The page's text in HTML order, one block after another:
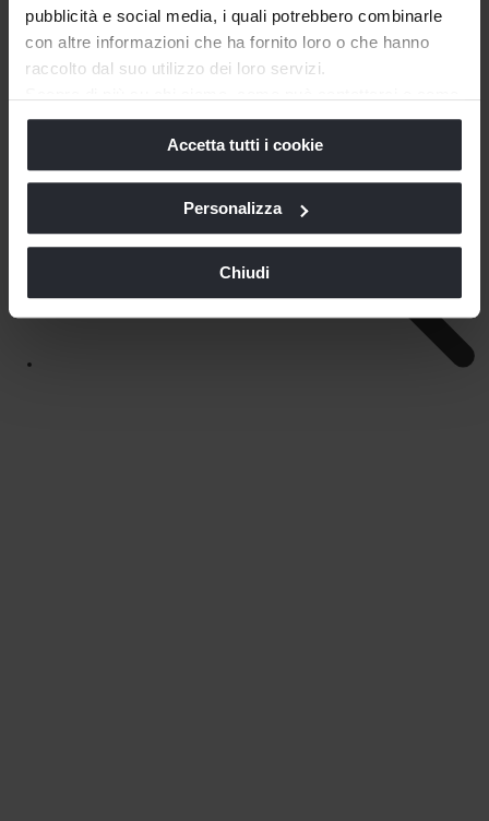
pubblicità e social media, i quali potrebbero combinarle
con altre informazioni che ha fornito loro o che hanno
raccolto dal suo utilizzo dei loro servizi.
trattiamo i dati personali nella nostraInformativa sulla
Cookie Policy.
La chiusura di questo banner comporta il permanere delle
impostazioni di default e dunque la continuazione della
tracciamento diversi da quelli tecnici.
Accetta tutti i cookie
Personalizza
Chiudi